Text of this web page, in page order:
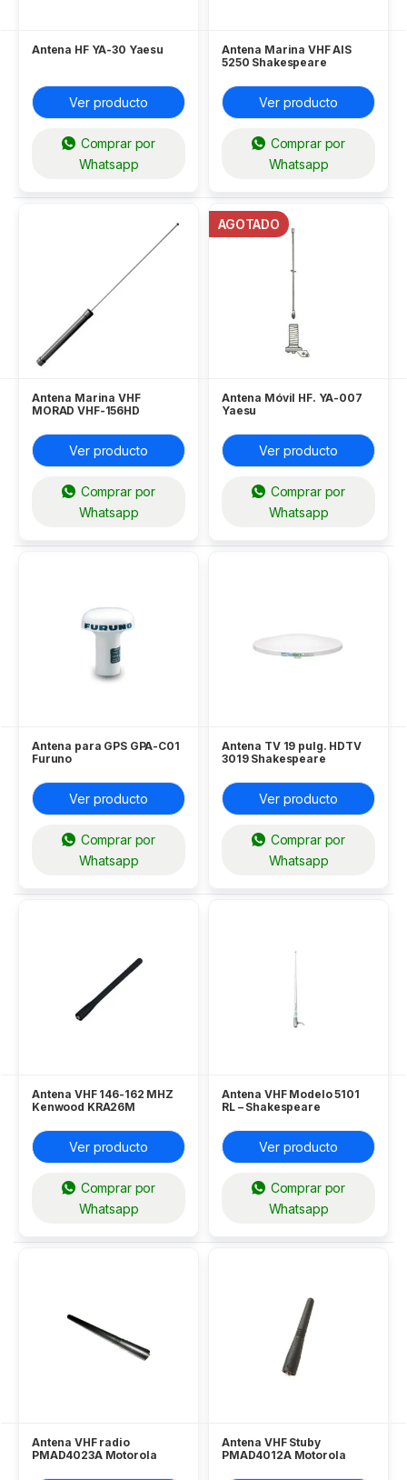
Antena HF YA-30 Yaesu
Ver producto
Comprar por
Whatsapp
Antena Marina VHF AIS
5250 Shakespeare
Ver producto
Comprar por
Whatsapp
Antena Marina VHF
MORAD VHF-156HD
Ver producto
Comprar por
Whatsapp
AGOTADO
Antena Móvil HF. YA-007
Yaesu
Ver producto
Comprar por
Whatsapp
Antena para GPS GPA-C01
Furuno
Ver producto
Comprar por
Whatsapp
Antena TV 19 pulg. HDTV
3019 Shakespeare
Ver producto
Comprar por
Whatsapp
Antena VHF 146-162 MHZ
Kenwood KRA26M
Ver producto
Comprar por
Whatsapp
Antena VHF Modelo 5101
RL – Shakespeare
Ver producto
Comprar por
Whatsapp
Antena VHF radio
PMAD4023A Motorola
Antena VHF Stuby
PMAD4012A Motorola